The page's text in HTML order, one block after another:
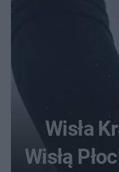
Wisła
Wisłą